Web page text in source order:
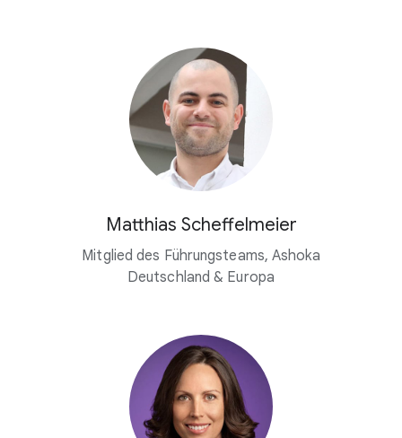
Matthias Scheffelmeier
Mitglied des Führungsteams, Ashoka
Deutschland & Europa